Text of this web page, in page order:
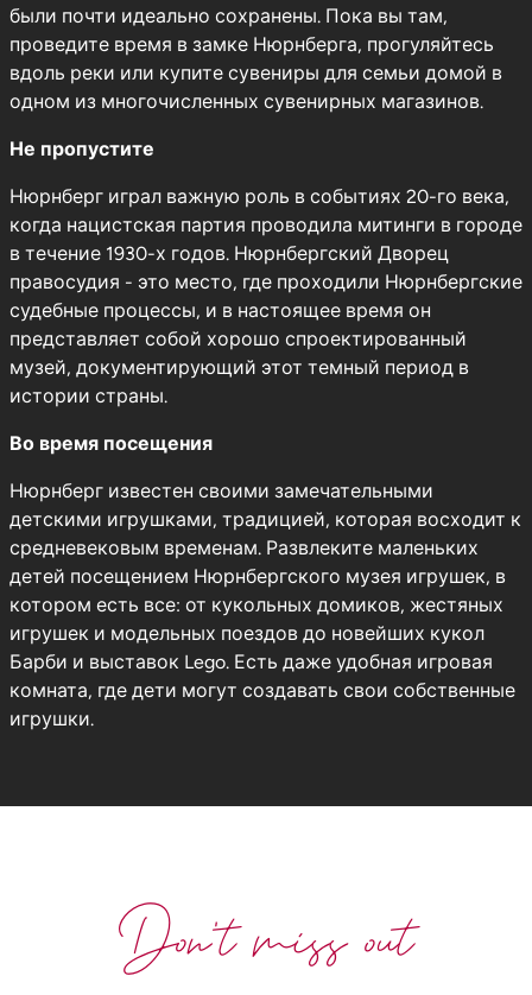
были почти идеально сохранены. Пока вы там,
проведите время в замке Нюрнберга, прогуляйтесь
вдоль реки или купите сувениры для семьи домой в
одном из многочисленных сувенирных магазинов.
Не пропустите
Нюрнберг играл важную роль в событиях 20-го века,
когда нацистская партия проводила митинги в городе
в течение 1930-х годов. Нюрнбергский Дворец
правосудия - это место, где проходили Нюрнбергские
судебные процессы, и в настоящее время он
представляет собой хорошо спроектированный
музей, документирующий этот темный период в
истории страны.
Во время посещения
Нюрнберг известен своими замечательными
детскими игрушками, традицией, которая восходит к
средневековым временам. Развлеките маленьких
детей посещением Нюрнбергского музея игрушек, в
котором есть все: от кукольных домиков, жестяных
игрушек и модельных поездов до новейших кукол
Барби и выставок Lego. Есть даже удобная игровая
комната, где дети могут создавать свои собственные
игрушки.
Don't miss out